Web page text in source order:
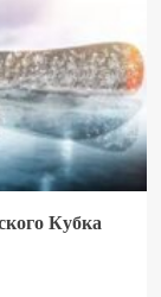
Кубка